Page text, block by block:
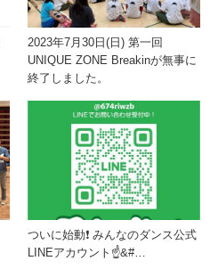
2023年7月30日(日) 第一回
UNIQUE ZONE Breakinが無事に
終了しました。
ついに始動❗️ みんなのダンス公式
LINEアカウント☝&#…